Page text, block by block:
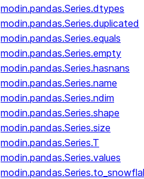
modin.pandas.Series.dtypes
modin.pandas.Series.duplicated
modin.pandas.Series.equals
modin.pandas.Series.empty
modin.pandas.Series.hasnans
modin.pandas.Series.name
modin.pandas.Series.ndim
modin.pandas.Series.shape
modin.pandas.Series.size
modin.pandas.Series.T
modin.pandas.Series.values